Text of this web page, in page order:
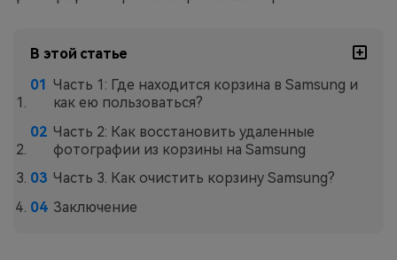
В этой статье
Часть 1: Где находится корзина в Samsung и
как ею пользоваться?
Часть 2: Как восстановить удаленные
фотографии из корзины на Samsung
Часть 3. Как очистить корзину Samsung?
Заключение